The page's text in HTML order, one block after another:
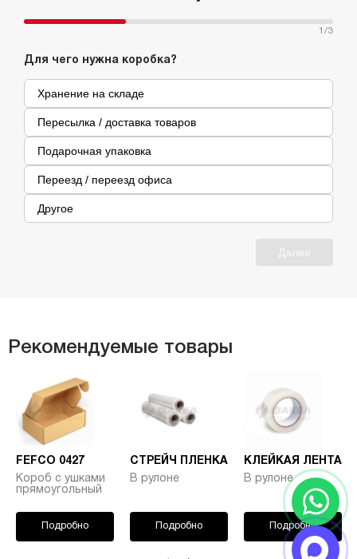
1 /3
Для чего нужна коробка?
Хранение на складе
Пересылка / доставка товаров
Подарочная упаковка
Переезд / переезд офиса
Другое
Далее
Рекомендуемые товары
FEFCO 0427
Короб с ушками
прямоугольный
Подробно
СТРЕЙЧ ПЛЕНКА
В рулоне
Подробно
КЛЕЙКАЯ ЛЕНТА
В рулоне
Подробно